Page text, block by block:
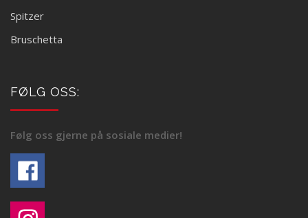
Spitzer
Bruschetta
FØLG OSS:
Følg oss gjerne på sosiale medier!